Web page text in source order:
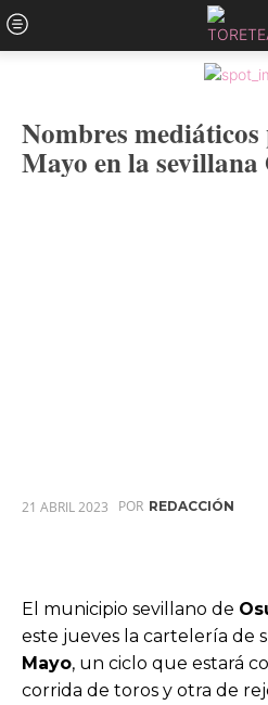
Nombres
Mayo en la sevillana
21 ABRIL 2023 POR REDACCIÓN
El municipio sevillano de
este jueves la cartelería de
Mayo, un ciclo que estará
corrida de toros y otra de